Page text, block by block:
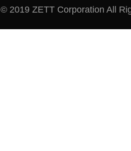
© 2019 ZETT Corporation All